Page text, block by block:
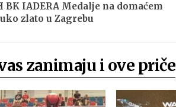
BK IADERA Medalje na domaćem
zlato u Zagrebu
zanimaju i ove priče